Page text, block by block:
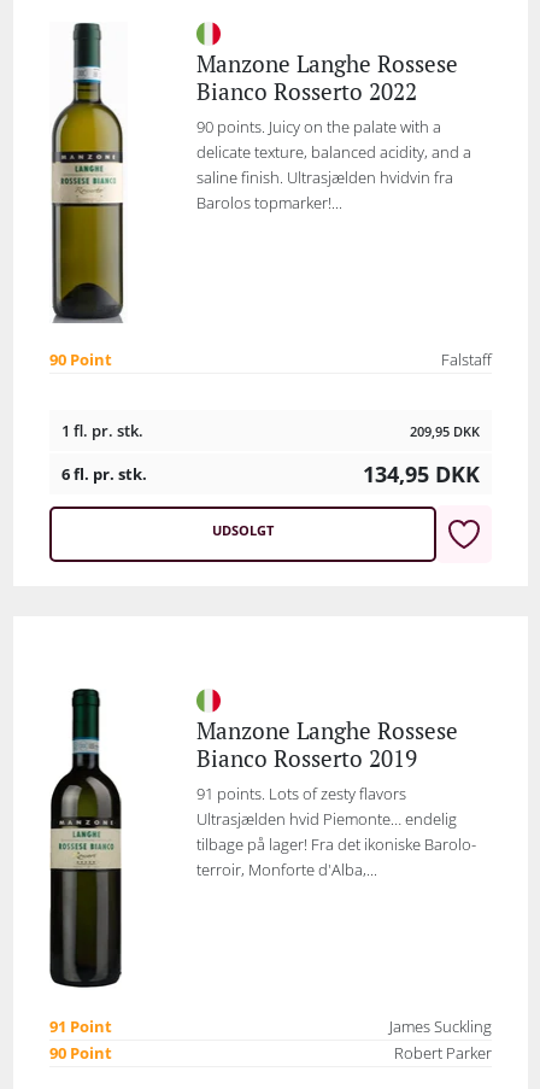
Manzone Langhe Rossese
Bianco Rosserto 2022
90 points. Juicy on the palate with a
delicate texture, balanced acidity, and a
saline finish. Ultrasjælden hvidvin fra
Barolos topmarker!...
90 Point Falstaff
1 fl. pr. stk. 209,95 DKK
6 fl. pr. stk. 134,95 DKK
UDSOLGT
Manzone Langhe Rossese
Bianco Rosserto 2019
91 points. Lots of zesty flavors
Ultrasjælden hvid Piemonte… endelig
tilbage på lager! Fra det ikoniske Barolo-
terroir, Monforte d'Alba,...
91 Point
James Suckling
90 Point
Robert Parker